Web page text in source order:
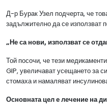
Д-р Бурак Узел подчерта, че
задължително да се използват
„Не са нови, използват се
Той посочи, че тези
GIP, увеличават усещането за
стомаха и намаляват
Основната цел е лечение на